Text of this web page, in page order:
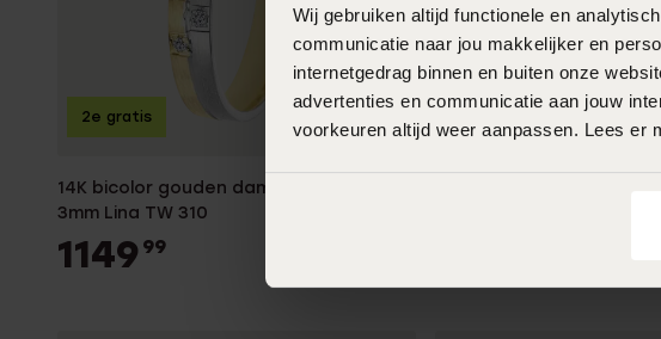
Wij gebruiken altijd functionele en
communicatie naar jou makkelijker en
internetgedrag binnen en buiten onze
advertenties en communicatie aan jouw
voorkeuren altijd weer aanpassen. Lees er
14K bicolor gouden dames trouwring
3mm Lina TW 310
1149 99
2e gratis